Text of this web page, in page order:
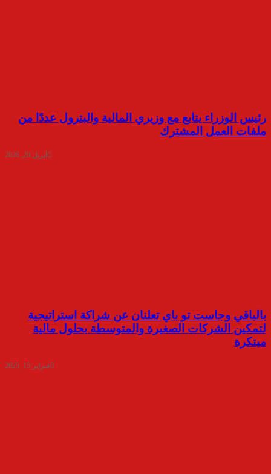
رئيس الوزراء يتابع مع وزيري المالية والبترول عددًا من
ملفات العمل المشترك
أبريل 20, 2026
بالباقي وجاست تو باي تعلنان عن شراكة استراتيجية
لتمكين الشركات الصغيرة والمتوسطة بحلول مالية
مبتكرة
فبراير 15, 2025